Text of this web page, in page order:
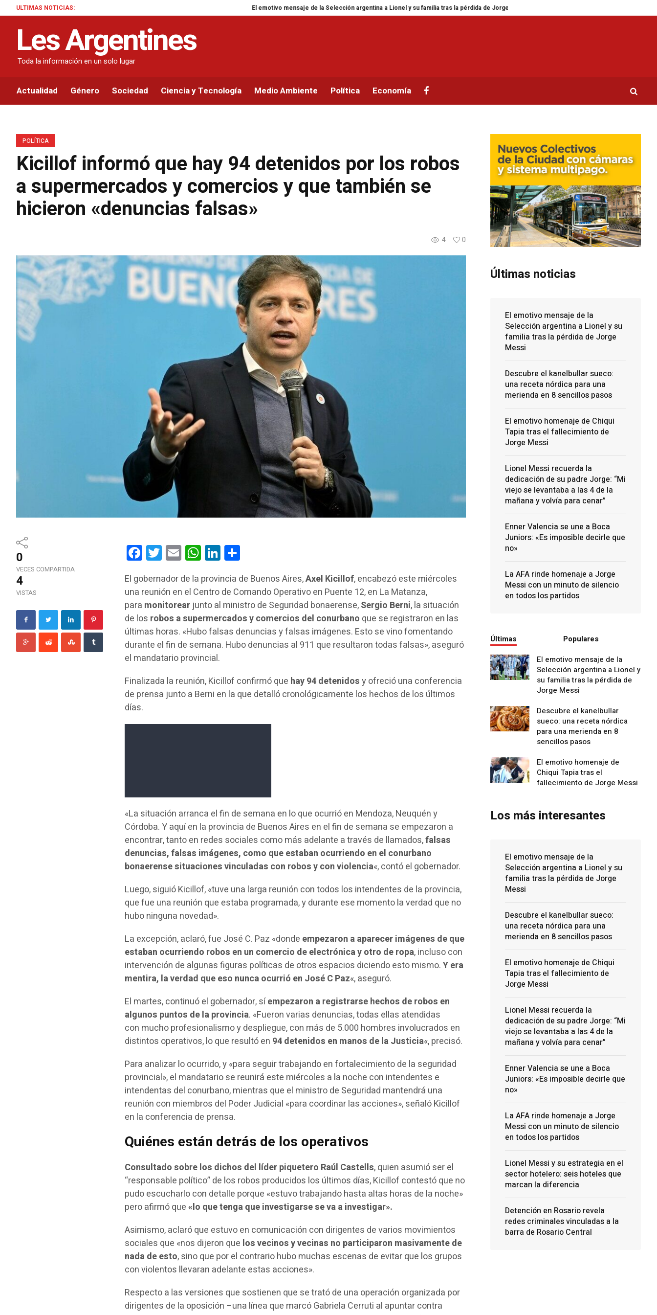
ULTIMAS NOTICIAS: El emotivo mensaje de la Selección argentina a Lionel y su familia tras la pérdida de Jorge Messi Descubre el kanelbullar sueco: una receta nórdica para
Les Argentines
Toda la información en un solo lugar
Actualidad Género Sociedad Ciencia y Tecnología Medio Ambiente Política Economía
POLÍTICA
Kicillof informó que hay 94 detenidos por los robos
a supermercados y comercios y que también se
hicieron «denuncias falsas»
4 0
0
VECES COMPARTIDA
4
VISTAS
FacebookTwitterEmail WhatsAppLinkedIn
El gobernador de la provincia de Buenos Aires,Axel Kicillof, encabezó este miércoles
una reunión en el Centro de Comando Operativo en Puente 12, en La Matanza,
para monitorear junto al ministro de Seguridad bonaerense,Sergio Berni, la situación
de los robos a supermercados y comercios del conurbano que se registraron en las
últimas horas. «Hubo falsas denuncias y falsas imágenes. Esto se vino fomentando
durante el fin de semana. Hubo denuncias al 911 que resultaron todas falsas», aseguró
el mandatario provincial.
Finalizada la reunión, Kicillof confirmó que hay 94 detenidosy ofreció una conferencia
de prensa junto a Berni en la que detalló cronológicamente los hechos de los últimos
días.
«La situación arranca el fin de semana en lo que ocurrió en Mendoza, Neuquén y
Córdoba. Y aquí en la provincia de Buenos Aires en el fin de semana se empezaron a
encontrar, tanto en redes sociales como más adelante a través de llamados,falsas
denuncias, falsas imágenes, como que estaban ocurriendo en el conurbano
bonaerense situaciones vinculadas con robos y con violencia«, contó el gobernador.
Luego, siguió Kicillof, «tuve una larga reunión con todos los intendentes de la provincia,
que fue una reunión que estaba programada, y durante ese momento la verdad que no
hubo ninguna novedad».
La excepción, aclaró, fue José C. Paz «donde empezaron a aparecer imágenes de que
estaban ocurriendo robos en un comercio de electrónica y otro de ropa, incluso con
intervención de algunas figuras políticas de otros espacios diciendo esto mismo.Y era
mentira, la verdad que eso nunca ocurrió en José C Paz«, aseguró.
El martes, continuó el gobernador, síempezaron a registrarse hechos de robos en
algunos puntos de la provincia. «Fueron varias denuncias, todas ellas atendidas
con mucho profesionalismo y despliegue, con más de 5.000 hombres involucrados en
distintos operativos, lo que resultó en 94 detenidos en manos de la Justicia«, precisó.
Para analizar lo ocurrido, y «para seguir trabajando en fortalecimiento de la seguridad
provincial», el mandatario se reunirá este miércoles a la noche con intendentes e
intendentas del conurbano, mientras que el ministro de Seguridad mantendrá una
reunión con miembros del Poder Judicial «para coordinar las acciones», señaló Kicillof
en la conferencia de prensa.
Quiénes están detrás de los operativos
Consultado sobre los dichos del líder piquetero Raúl Castells, quien asumió ser el
“responsable político” de los robos producidos los últimos días, Kicillof contestó que no
pudo escucharlo con detalle porque «estuvo trabajando hasta altas horas de la noche»
pero afirmó que«lo que tenga que investigarse se va a investigar».
Asimismo, aclaró que estuvo en comunicación con dirigentes de varios movimientos
sociales que «nos dijeron que los vecinos y vecinas no participaron masivamente de
nada de esto, sino que por el contrario hubo muchas escenas de evitar que los grupos
con violentos llevaran adelante estas acciones».
Respecto a las versiones que sostienen que se trató de una operación organizada por
dirigentes de la oposición –una línea que marcó Gabriela Cerruti al apuntar contra
Últimas noticias
El emotivo mensaje de la
Selección argentina a Lionel y su
familia tras la pérdida de Jorge
Messi
Descubre el kanelbullar sueco:
una receta nórdica para una
merienda en 8 sencillos pasos
El emotivo homenaje de Chiqui
Tapia tras el fallecimiento de
Jorge Messi
Lionel Messi recuerda la
dedicación de su padre Jorge: “Mi
viejo se levantaba a las 4 de la
mañana y volvía para cenar”
Enner Valencia se une a Boca
Juniors: «Es imposible decirle que
no»
La AFA rinde homenaje a Jorge
Messi con un minuto de silencio
en todos los partidos
Últimas
Populares
El emotivo mensaje de la
Selección argentina a Lionel y
su familia tras la pérdida de
Jorge Messi
Descubre el kanelbullar
sueco: una receta nórdica
para una merienda en 8
sencillos pasos
El emotivo homenaje de
Chiqui Tapia tras el
fallecimiento de Jorge Messi
Los más interesantes
El emotivo mensaje de la
Selección argentina a Lionel y su
familia tras la pérdida de Jorge
Messi
Descubre el kanelbullar sueco:
una receta nórdica para una
merienda en 8 sencillos pasos
El emotivo homenaje de Chiqui
Tapia tras el fallecimiento de
Jorge Messi
Lionel Messi recuerda la
dedicación de su padre Jorge: “Mi
viejo se levantaba a las 4 de la
mañana y volvía para cenar”
Enner Valencia se une a Boca
Juniors: «Es imposible decirle que
no»
La AFA rinde homenaje a Jorge
Messi con un minuto de silencio
en todos los partidos
Lionel Messi y su estrategia en el
sector hotelero: seis hoteles que
marcan la diferencia
Detención en Rosario revela
redes criminales vinculadas a la
barra de Rosario Central